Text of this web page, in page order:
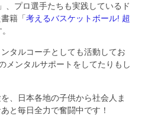
」、プロ選手たちも実践しているド
籍「考えるバスケットボール! 超
タルコーチとしても活動してお
メンタルサポートをしてたりもし
、日本各地の子供から社会人ま
と毎日全力で奮闘中です！